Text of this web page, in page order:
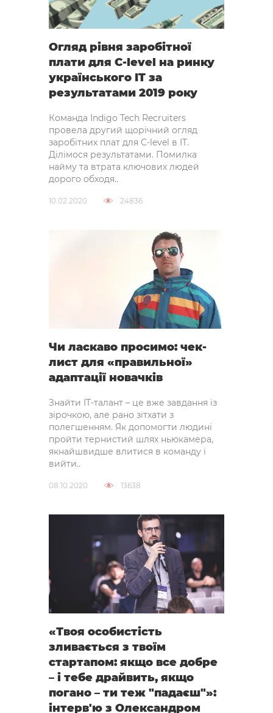
Огляд рівня заробітної
плати для C-level на ринку
українського IT за
результатами 2019 року
Команда Indigo Tech Recruiters
провела другий щорічний огляд
заробітних плат для C-level в IT.
Ділімося результатами. Помилка
найму та втрата ключових людей
дорого обходя..
10.02.2020 24836
Чи ласкаво просимо: чек-
лист для «правильної»
адаптації новачків
Знайти IT-талант – це вже завдання із
зірочкою, але рано зітхати з
полегшенням. Як допомогти людині
пройти тернистий шлях ньюкамера,
якнайшвидше влитися в команду і
вийти..
08.10.2020 13638
«Твоя особистість
зливається з твоїм
стартапом: якщо все добре
– і тебе драйвить, якщо
погано – ти теж "падаєш"»:
інтерв'ю з Олександром